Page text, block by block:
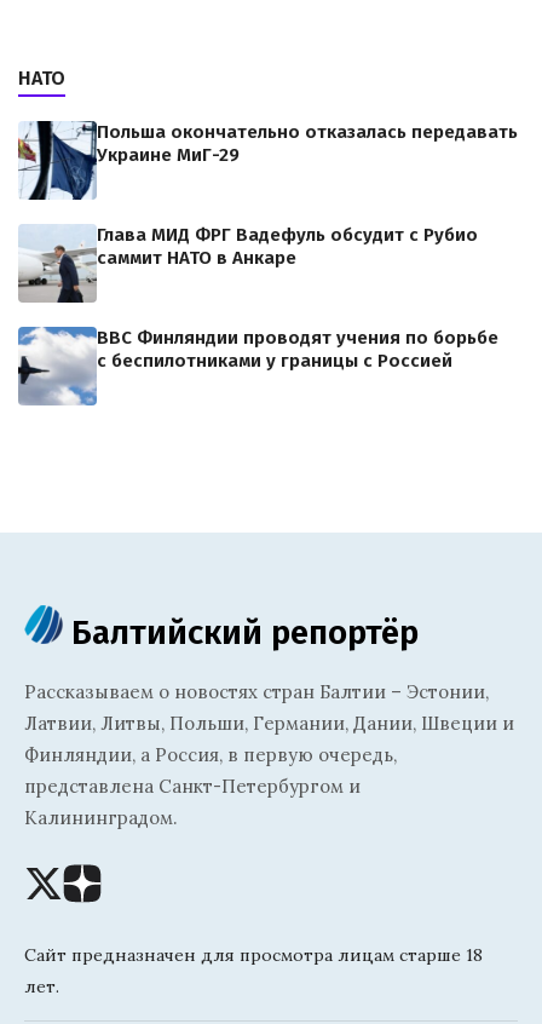
НАТО
Польша окончательно отказалась передавать
Украине МиГ-29
Глава МИД ФРГ Вадефуль обсудит с Рубио
саммит НАТО в Анкаре
ВВС Финляндии проводят учения по борьбе
с беспилотниками у границы с Россией
Балтийский репортёр
Рассказываем о новостях стран Балтии – Эстонии,
Латвии, Литвы, Польши, Германии, Дании, Швеции и
Финляндии, а Россия, в первую очередь,
представлена Санкт-Петербургом и
Калининградом.
Сайт предназначен для просмотра лицам старше 18
лет.